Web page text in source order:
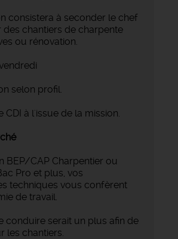
consistera à seconder le chef
des chantiers de charpente
ou rénovation.
selon profil.
CDI à l'issue de la mission.
BEP/CAP Charpentier ou
Pro et plus, vos
techniques vous confèrent
de travail.
conduire serait un plus afin de
les chantiers.